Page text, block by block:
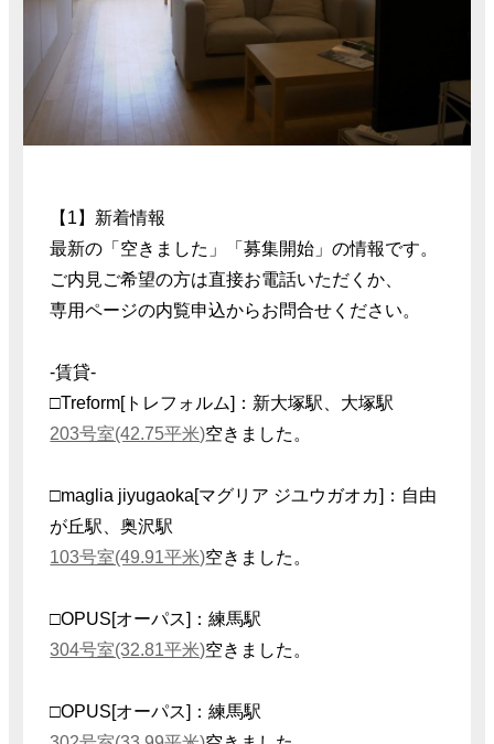
【1】新着情報
最新の「空きました」「募集開始」の情報です。
ご内見ご希望の方は直接お電話いただくか、
専用ページの内覧申込からお問合せください。
-賃貸-
□Treform[トレフォルム]：新大塚駅、大塚駅
203号室(42.75平米)空きました。
□maglia jiyugaoka[マグリア ジユウガオカ]：自由
が丘駅、奥沢駅
103号室(49.91平米)空きました。
□OPUS[オーパス]：練馬駅
304号室(32.81平米)空きました。
□OPUS[オーパス]：練馬駅